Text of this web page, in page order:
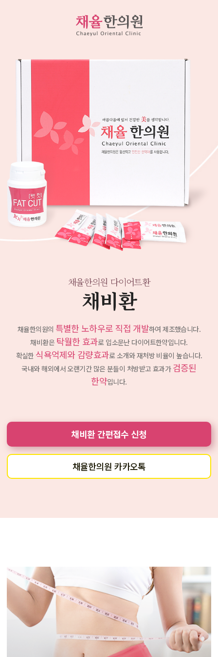
채율한의원 다이어트환
채비환
채율한의원의 특별한 노하우로 직접 개발하여 제조했습니다.
채비환은 탁월한 효과로 입소문난 다이어트한약입니다.
확실한 식욕억제와 감량효과로 소개와 재처방 비율이 높습니다.
국내와 해외에서 오랜기간 많은 분들이 처방받고 효과가 검증된
한약입니다.
채비환 간편접수 신청
채율한의원 카카오톡